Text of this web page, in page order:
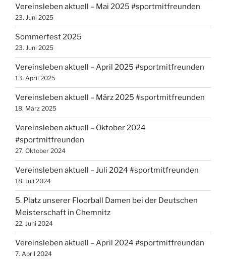
Vereinsleben aktuell – Mai 2025 #sportmitfreunden
23. Juni 2025
Sommerfest 2025
23. Juni 2025
Vereinsleben aktuell – April 2025 #sportmitfreunden
13. April 2025
Vereinsleben aktuell – März 2025 #sportmitfreunden
18. März 2025
Vereinsleben aktuell – Oktober 2024
#sportmitfreunden
27. Oktober 2024
Vereinsleben aktuell – Juli 2024 #sportmitfreunden
18. Juli 2024
5. Platz unserer Floorball Damen bei der Deutschen
Meisterschaft in Chemnitz
22. Juni 2024
Vereinsleben aktuell – April 2024 #sportmitfreunden
7. April 2024